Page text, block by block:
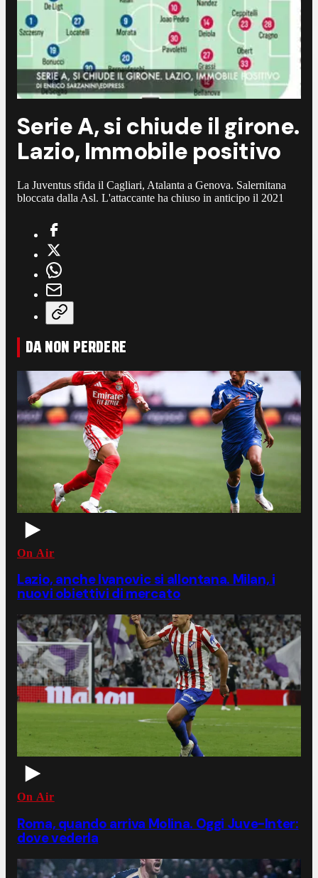
Serie A, si chiude il girone.
Lazio, Immobile positivo
La Juventus sfida il Cagliari, Atalanta a Genova. Salernitana
bloccata dalla Asl. L'attaccante ha chiuso in anticipo il 2021
DA NON PERDERE
On Air
Lazio, anche Ivanovic si allontana. Milan, i
nuovi obiettivi di mercato
On Air
Roma, quando arriva Molina. Oggi Juve-Inter:
dove vederla